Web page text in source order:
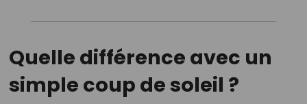
Quelle différence avec un
simple coup de soleil ?